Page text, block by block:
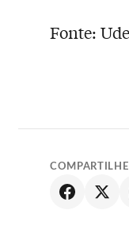
Fonte:
COMPARTILHE